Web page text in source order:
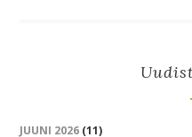
JUUNI 2026 (11)